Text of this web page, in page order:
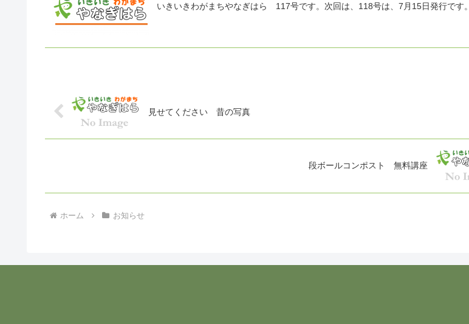
いきいきわがまちやなぎはら 117号です。次回は、118号は、7月15日発行です。
見せてください 昔の写真
段ボールコンポスト 無料講座
ホーム お知らせ